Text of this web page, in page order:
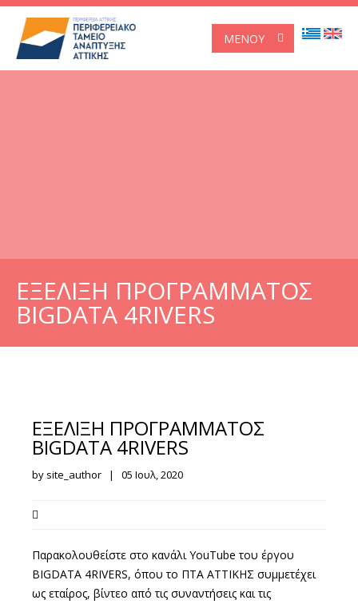
ΜΕΝΟΎ
ΕΞΕΛΙΞΗ ΠΡΟΓΡΑΜΜΑΤΟΣ
BIGDATA 4RIVERS
ΕΞΕΛΙΞΗ ΠΡΟΓΡΑΜΜΑΤΟΣ
BIGDATA 4RIVERS
by site_author | 05 Ιουλ, 2020
Παρακολουθείστε στο κανάλι YouTube του έργου
BIGDATA 4RIVERS, όπου το ΠΤΑ ΑΤΤΙΚΗΣ συμμετέχει
ως εταίρος, βίντεο από τις συναντήσεις και τις